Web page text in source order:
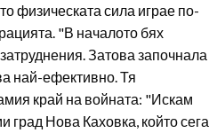
физическата сила играе по-
"В началото бях
Затова започнала
най-ефективно. Тя
край на войната: "Искам
град Нова Каховка, който сега